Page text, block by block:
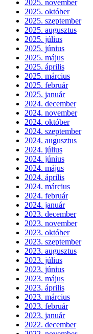
2025. november
2025. október
2025. szeptember
2025. augusztus
2025. július
2025. június
2025. május
2025. április
2025. március
2025. február
2025. január
2024. december
2024. november
2024. október
2024. szeptember
2024. augusztus
2024. július
2024. június
2024. május
2024. április
2024. március
2024. február
2024. január
2023. december
2023. november
2023. október
2023. szeptember
2023. augusztus
2023. július
2023. június
2023. május
2023. április
2023. március
2023. február
2023. január
2022. december